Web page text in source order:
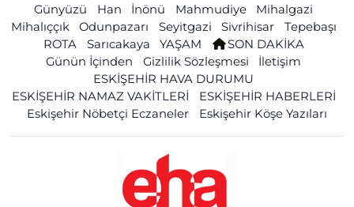
Günyüzü
Han İnönü Mahmudiye
Mihalgazi
Mihalıççık
Odunpazarı Seyitgazi Sivrihisar
Tepebaşı
ROTA
Sarıcakaya YAŞAM
SON DAKİKA
Günün İçinden
Gizlilik Sözleşmesi
İletişim
ESKİŞEHİR HAVA DURUMU
ESKİŞEHİR NAMAZ VAKİTLERİ
ESKİŞEHİR HABERLERİ
Eskişehir Nöbetçi Eczaneler
Eskişehir Köşe Yazıları